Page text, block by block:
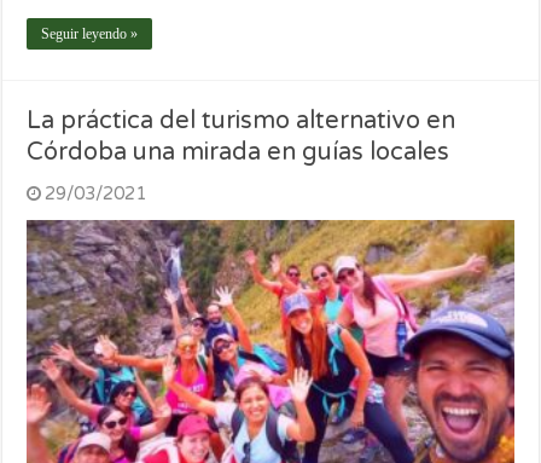
Seguir leyendo »
La práctica del turismo alternativo en
Córdoba una mirada en guías locales
29/03/2021